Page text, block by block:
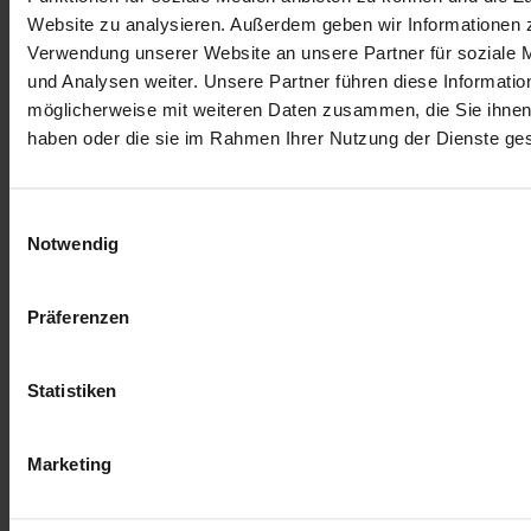
Website zu analysieren. Außerdem geben wir Informationen
Verwendung unserer Website an unsere Partner für soziale
und Analysen weiter. Unsere Partner führen diese
möglicherweise mit weiteren Daten zusammen, die Sie
haben oder die sie im Rahmen Ihrer Nutzung der Dienste
Notwendig
Präferenzen
Statistiken
Marketing
Wie funktioniert die Lecksuche mit dem VARIOTEC® 460 Tracergas?
Ist der Einsatz von Tracergas gefährlich?
Downloads
PDF
KB
Das könnte Sie auch interessieren
Zur Produktübersicht